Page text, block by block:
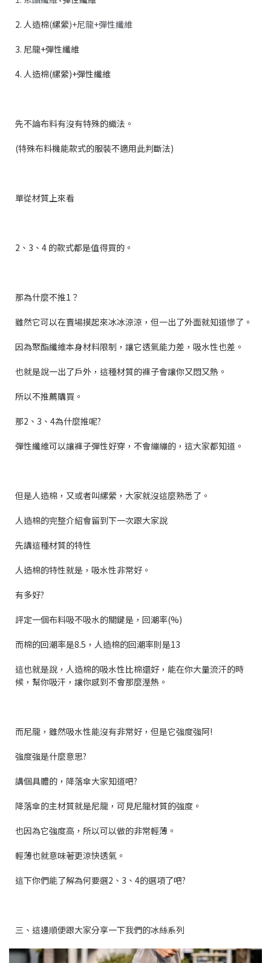
2. 人造棉(縲縈)+尼龍+彈性纖維
3. 尼龍+彈性纖維
4. 人造棉(縲縈)+彈性纖維
先不論布料有沒有特殊的織法。
(特殊布料機能款式的服裝不適用此判斷法)
單從材質上來看
2、3、4 的款式都是值得買的。
那為什麼不推1？
雖然它可以在賣場摸起來冰冰涼涼，但一出了外面就知道慘了。
因為聚酯纖維本身材料限制，讓它透氣能力差，吸水性也差。
也就是說一出了戶外，這種材質的褲子會讓你又悶又熱。
所以不推薦購買。
那2、3、4為什麼推呢?
彈性纖維可以讓褲子彈性好穿，不會繃繃的，這大家都知道。
但是人造棉， 又或者叫縲縈 ，大家就沒這麼熟悉了。
人造棉的完整介紹會留到下一次跟大家說
先講這種材質的特性
人造棉的特性就是，吸水性非常好。
有多好?
評定一個布料吸不吸水的關鍵是，回潮率(%)
而棉的回潮率是8.5， 人造棉的回潮率則是13
這也就是說，人造棉的吸水性比棉還好，能在你大量流汗的時
候，幫你吸汗，讓你感到不會那麼溼熱。
而尼龍，雖然吸水性能沒有非常好，但是它強度強阿!
強度強是什麼意思?
講個具體的，降落傘大家知道吧?
降落傘的主材質就是尼龍，可見尼龍材質的強度。
也因為它強度高，所以可以做的非常輕薄。
輕薄也就意味著更涼快透氣。
這下你們能了解為何要選2、3、4的選項了吧?
三、這邊順便跟大家分享一下我們的冰絲系列